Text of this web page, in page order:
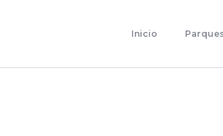
InicioParques Y